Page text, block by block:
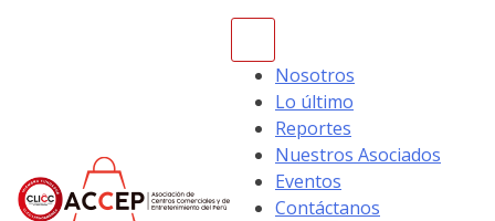
Nosotros
Lo último
Reportes
Nuestros Asociados
Eventos
Contáctanos